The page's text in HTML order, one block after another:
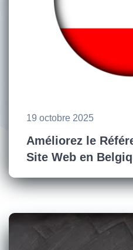
19 octobre 2025
Améliorez le
Site Web en